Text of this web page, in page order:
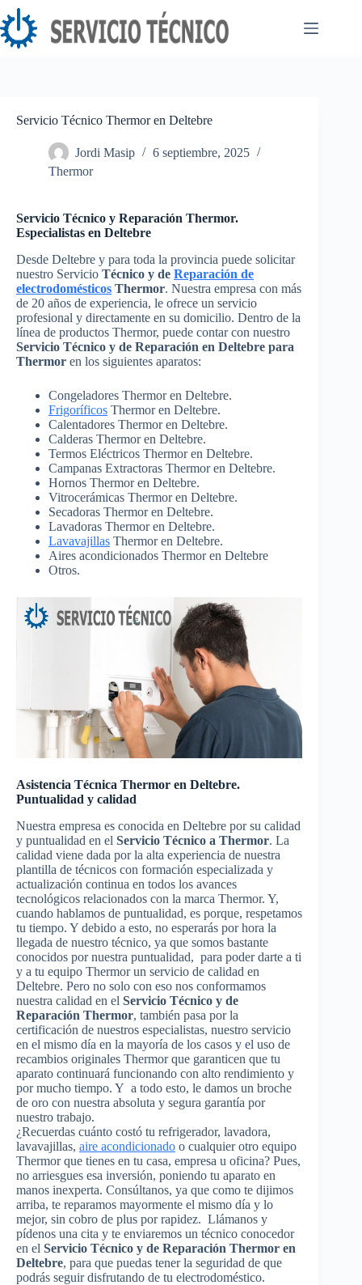
Saltar
al
contenido
Servicio Técnico Thermor en Deltebre
Jordi Masip
6 septiembre, 2025
Thermor
Servicio Técnico y Reparación Thermor.
Especialistas en Deltebre
Desde Deltebre y para toda la provincia puede solicitar
nuestro Servicio Técnico y de Reparación de
electrodomésticos Thermor. Nuestra empresa con más
de 20 años de experiencia, le ofrece un servicio
profesional y directamente en su domicilio. Dentro de la
línea de productos Thermor, puede contar con nuestro
Servicio Técnico y de Reparación en Deltebre para
Thermor en los siguientes aparatos:
Congeladores Thermor en Deltebre.
Frigoríficos Thermor en Deltebre.
Calentadores Thermor en Deltebre.
Calderas Thermor en Deltebre.
Termos Eléctricos Thermor en Deltebre.
Campanas Extractoras Thermor en Deltebre.
Hornos Thermor en Deltebre.
Vitrocerámicas Thermor en Deltebre.
Secadoras Thermor en Deltebre.
Lavadoras Thermor en Deltebre.
Lavavajillas Thermor en Deltebre.
Aires acondicionados Thermor en Deltebre
Otros.
Asistencia Técnica Thermor en Deltebre.
Puntualidad y calidad
Nuestra empresa es conocida en Deltebre por su calidad
y puntualidad en el Servicio Técnico a Thermor. La
calidad viene dada por la alta experiencia de nuestra
plantilla de técnicos con formación especializada y
actualización continua en todos los avances
tecnológicos relacionados con la marca Thermor. Y,
cuando hablamos de puntualidad, es porque, respetamos
tu tiempo. Y debido a esto, no esperarás por hora la
llegada de nuestro técnico, ya que somos bastante
conocidos por nuestra puntualidad, para poder darte a ti
y a tu equipo Thermor un servicio de calidad en
Deltebre. Pero no solo con eso nos conformamos
nuestra calidad en el Servicio Técnico y de
Reparación Thermor, también pasa por la
certificación de nuestros especialistas, nuestro servicio
en el mismo día en la mayoría de los casos y el uso de
recambios originales Thermor que garanticen que tu
aparato continuará funcionando con alto rendimiento y
por mucho tiempo. Y a todo esto, le damos un broche
de oro con nuestra absoluta y segura garantía por
nuestro trabajo.
¿Recuerdas cuánto costó tu refrigerador, lavadora,
lavavajillas, aire acondicionado o cualquier otro equipo
Thermor que tienes en tu casa, empresa u oficina? Pues,
no arriesgues esa inversión, poniendo tu aparato en
manos inexperta. Consúltanos, ya que como te dijimos
arriba, te reparamos mayormente el mismo día y lo
mejor, sin cobro de plus por rapidez. Llámanos y
pídenos una cita y te enviaremos un técnico conocedor
en el Servicio Técnico y de Reparación Thermor en
Deltebre, para que puedas tener la seguridad de que
podrás seguir disfrutando de tu electrodoméstico.